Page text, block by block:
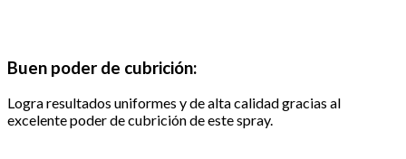
Buen poder de cubrición:
Logra resultados uniformes y de alta calidad gracias al
excelente poder de cubrición de este spray.